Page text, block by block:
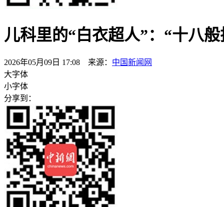
儿科里的“白衣超人”：“十八
2026年05月09日 17:08 来源： 中国新闻网
大字体
小字体
分享到：